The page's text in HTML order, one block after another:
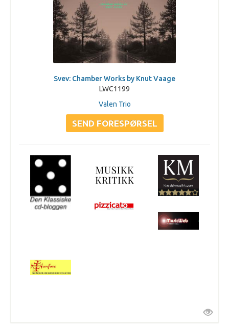
Svev: Chamber Works by Knut Vaage
LWC1199
Valen Trio